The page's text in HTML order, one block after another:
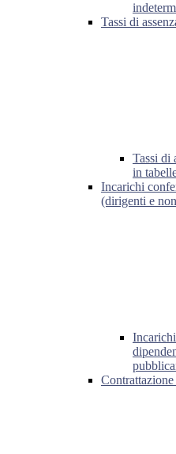
Tassi di
Tassi di
in
Incarichi
(dirigenti e